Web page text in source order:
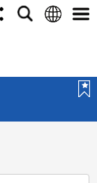
搜
語
選